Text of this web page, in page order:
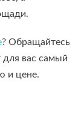
? Обращайтесь
для вас самый
и цене.